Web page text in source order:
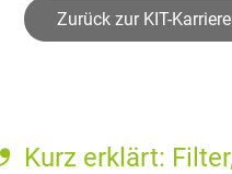
Zurück zur KIT-
Kurz erklärt: